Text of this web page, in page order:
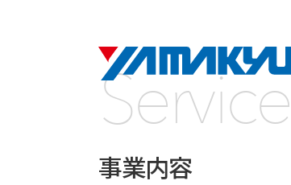
Service
事業内容